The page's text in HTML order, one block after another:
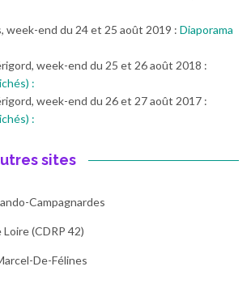
week-end du 24 et 25 août 2019 : Diaporama
week-end du 25 et 26 août 2018 :
:
week-end du 26 et 27 août 2017 :
:
sites
Campagnardes
(CDRP 42)
De-Félines